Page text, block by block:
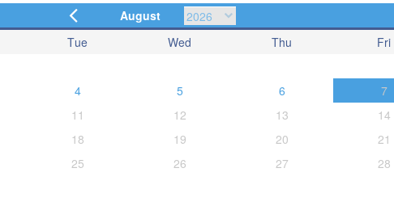
August
Tue Wed Thu Fri
4 5 6 7
11 12 13 14
18 19 20 21
25 26 27 28